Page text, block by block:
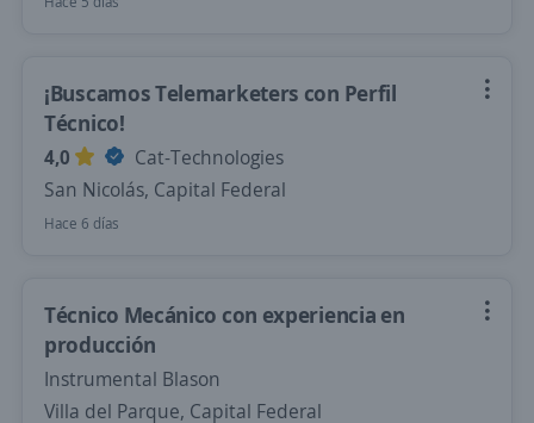
¡Buscamos Telemarketers con Perfil
Técnico!
4,0
Cat-Technologies
San Nicolás, Capital Federal
Hace 6 días
Técnico Mecánico con experiencia en
producción
Instrumental Blason
Villa del Parque, Capital Federal